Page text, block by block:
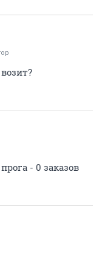
- 0 заказов